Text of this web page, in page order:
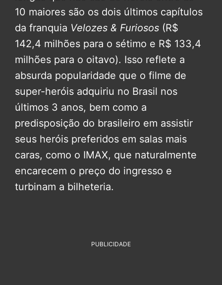
10 maiores são os dois últimos capítulos
da franquia Velozes & Furiosos (R$
142,4 milhões para o sétimo e R$ 133,4
milhões para o oitavo). Isso reflete a
absurda popularidade que o filme de
super-heróis adquiriu no Brasil nos
últimos 3 anos, bem como a
predisposição do brasileiro em assistir
seus heróis preferidos em salas mais
caras, como o IMAX, que naturalmente
encarecem o preço do ingresso e
turbinam a bilheteria.
PUBLICIDADE